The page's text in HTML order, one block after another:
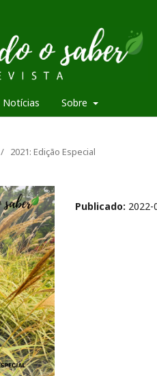
Notícias Sobre
/ 2021: Edição Especial
Publicado: 2022-